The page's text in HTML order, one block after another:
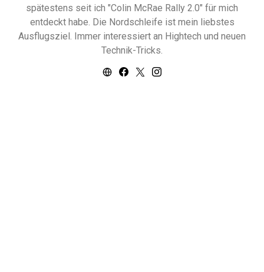
spätestens seit ich "Colin McRae Rally 2.0" für mich
entdeckt habe. Die Nordschleife ist mein liebstes
Ausflugsziel. Immer interessiert an Hightech und neuen
Technik-Tricks.